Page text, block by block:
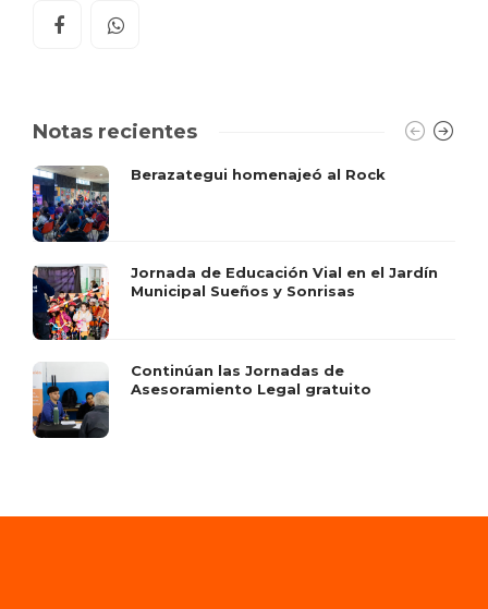
Notas recientes
Berazategui homenajeó al Rock
Jornada de Educación Vial en el Jardín
Municipal Sueños y Sonrisas
Continúan las Jornadas de
Asesoramiento Legal gratuito